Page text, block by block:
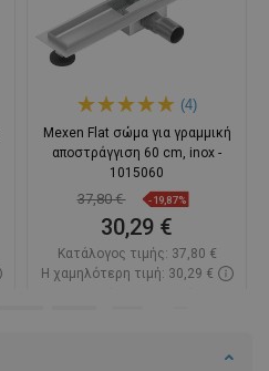
(4)
Mexen Flat σώμα για γραμμική
αποστράγγιση 60 cm, inox -
1015060
37,80 € -19,87%
30,29 €
Κατάλογος τιμής: 37,80 €
Η χαμηλότερη τιμή: 30,29 €